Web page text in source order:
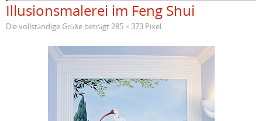
Illusionsmalerei im Feng Shui
Die vollständige Größe beträgt285 × 373 Pixel